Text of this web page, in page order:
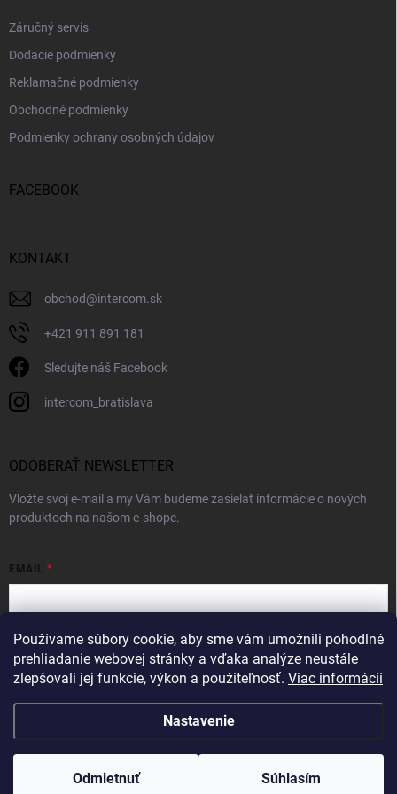
Používame súbory cookie, aby sme vám umožnili pohodlné
prehliadanie webovej stránky a vďaka analýze neustále
zlepšovali jej funkcie, výkon a použiteľnosť. Viac informácií
Nastavenie
Odmietnuť Súhlasím
Záručný servis
Dodacie podmienky
Reklamačné podmienky
Obchodné podmienky
Podmienky ochrany osobných údajov
FACEBOOK
KONTAKT
obchod@intercom.sk
+421 911 891 181
Sledujte náš Facebook
intercom_bratislava
ODOBERAŤ NEWSLETTER
Vložte svoj e-mail a my Vám budeme zasielať informácie o nových
produktoch na našom e-shope.
EMAIL
Vložením e-mailu súhlasíte spodmienkami ochrany osobných údajov
Prihlásiť sa
Copyright 2026 . Všetky práva vyhradené.